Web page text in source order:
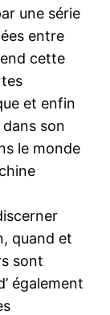
une série
entre
cette
et enfin
son
le monde
quand et
sont
également